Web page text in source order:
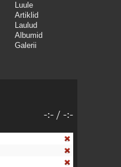
Luule
Artiklid
Laulud
Albumid
Galerii
-:- / -:-